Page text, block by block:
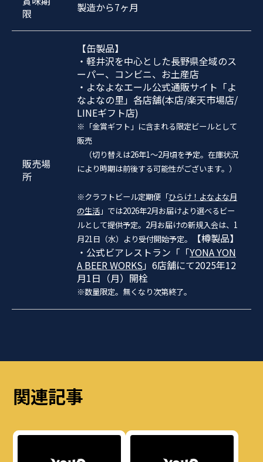
限
製造から7ヶ月
販売場
所
【缶製品】
・軽井沢を中心とした長野県全域のス
ーパー、コンビニ、お土産店
・よなよなエール公式通販サイト「よ
なよなの里」各店舗(本店/楽天市場店/
LINEギフト店)
※「金賞ギフト」に含まれる限定ビールとして
販売
（切り替えは26年1～2月頃を予定。在庫状況
により時期は前後する可能性がございます。）
※クラフトビール定期便「ひらけ！よなよな月
の生活 」では2026年2月お届けより選べるビー
ルとして提供予定。2月お届けの新規入会は、1
月21日（水）より受付開始予定。
【樽製品】
・公式ビアレストラン「 「YONA YON
A BEER WORKS」6店舗にて2025年12
月1日（月）開栓
※数量限定。無くなり次第終了。
関連記事